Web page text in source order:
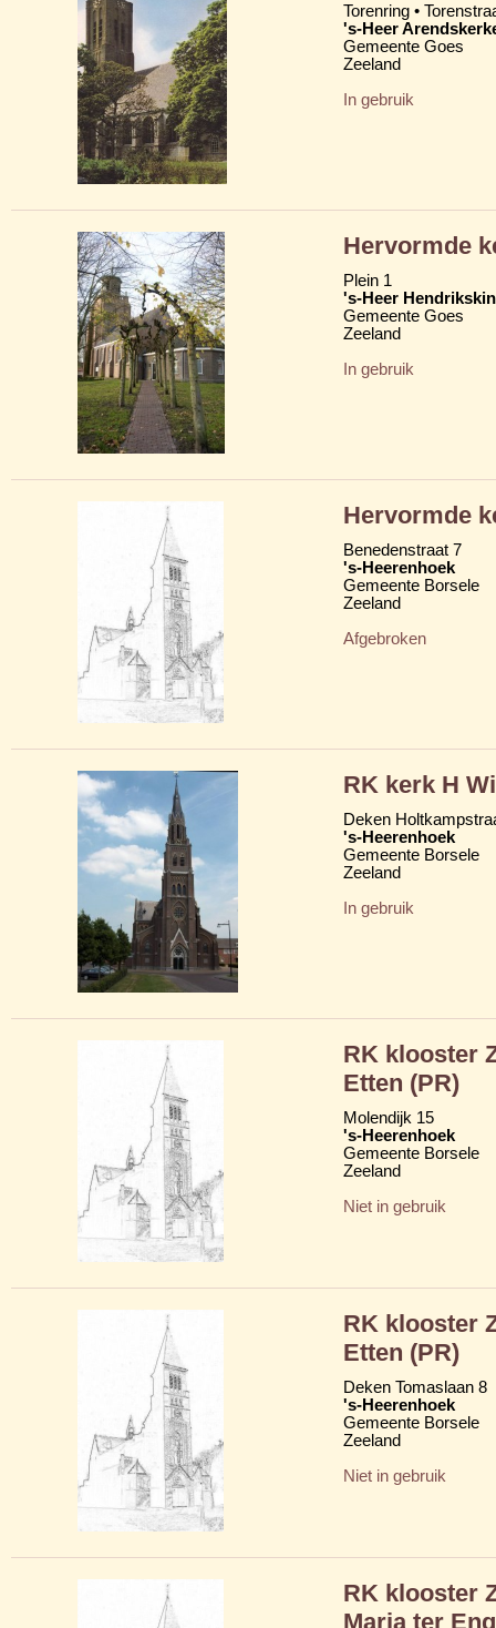
Torenring •
's-Heer
Gemeente Goes
Zeeland
In gebruik
Hervormde
Plein 1
's-Heer
Gemeente Goes
Zeeland
In gebruik
Hervormde
Benedenstraat 7
's-Heerenhoek
Gemeente Borsele
Zeeland
Afgebroken
RK kerk H
Deken
's-Heerenhoek
Gemeente Borsele
Zeeland
In gebruik
RK klooster
Etten (PR)
Molendijk 15
's-Heerenhoek
Gemeente Borsele
Zeeland
Niet in gebruik
RK klooster
Etten (PR)
Deken Tomaslaan 8
's-Heerenhoek
Gemeente Borsele
Zeeland
Niet in gebruik
RK klooster
Maria ter